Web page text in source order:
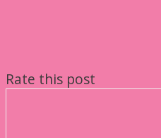
Rate this post